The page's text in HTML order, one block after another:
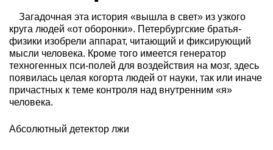
Загадочная эта история «вышла в свет» из узкого
круга людей «от оборонки». Петербургские братья-
физики изобрели аппарат, читающий и фиксирующий
мысли человека. Кроме того имеется генератор
техногенных пси-полей для воздействия на мозг, здесь
появилась целая когорта людей от науки, так или иначе
причастных к теме контроля над внутренним «я»
человека.
Абсолютный детектор лжи